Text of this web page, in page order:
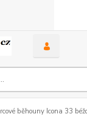
běhouny Icona 33